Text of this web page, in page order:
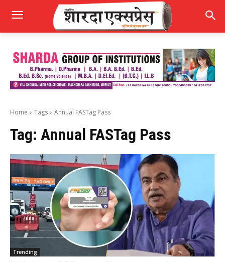
Home Tags Annual FASTag Pass
Tag: Annual FASTag Pass
Trending